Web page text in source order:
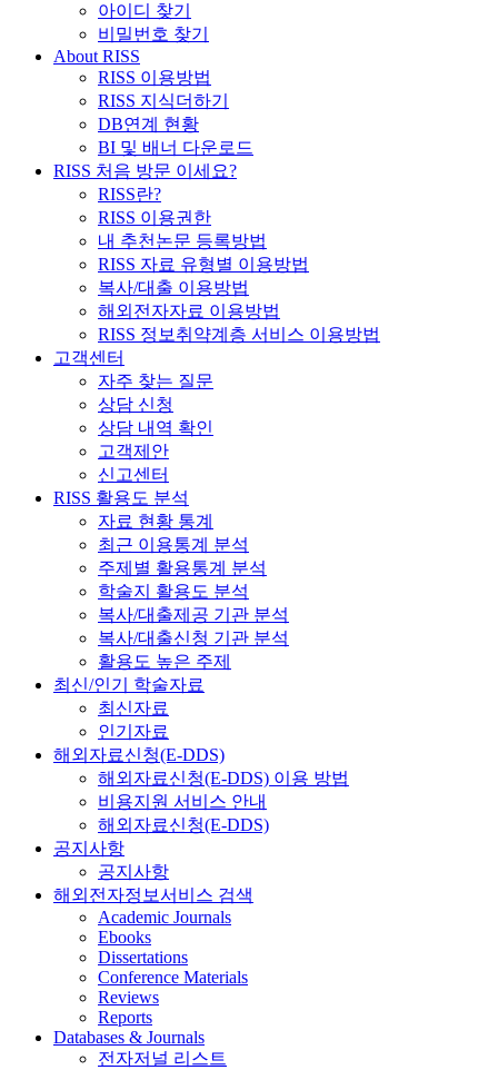
아이디 찾기
비밀번호 찾기
About RISS
RISS 이용방법
RISS 지식더하기
DB연계 현황
BI 및 배너 다운로드
RISS 처음 방문 이세요?
RISS란?
RISS 이용권한
내 추천논문 등록방법
RISS 자료 유형별 이용방법
복사/대출 이용방법
해외전자자료 이용방법
RISS 정보취약계층 서비스 이용방법
고객센터
자주 찾는 질문
상담 신청
상담 내역 확인
고객제안
신고센터
RISS 활용도 분석
자료 현황 통계
최근 이용통계 분석
주제별 활용통계 분석
학술지 활용도 분석
복사/대출제공 기관 분석
복사/대출신청 기관 분석
활용도 높은 주제
최신/인기 학술자료
최신자료
인기자료
해외자료신청(E-DDS)
해외자료신청(E-DDS) 이용 방법
비용지원 서비스 안내
해외자료신청(E-DDS)
공지사항
공지사항
해외전자정보서비스 검색
Academic Journals
Ebooks
Dissertations
Conference Materials
Reviews
Reports
Databases & Journals
전자저널 리스트